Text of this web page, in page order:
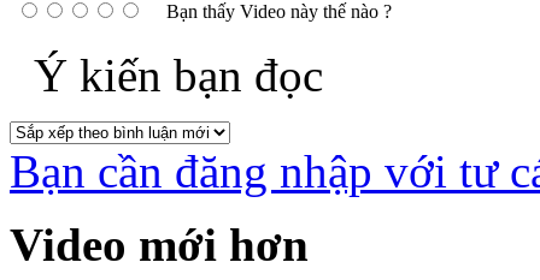
Bạn thấy Video này thế nào ?
Ý kiến bạn đọc
Bạn cần đăng nhập với tư
Video mới hơn